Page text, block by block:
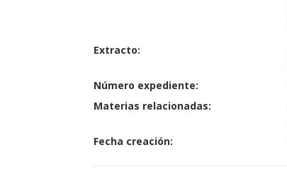
Extracto:
Número expediente:
Materias relacionadas:
Fecha creación: